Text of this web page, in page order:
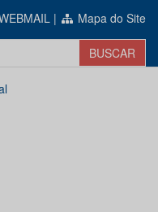
| Mapa do Site